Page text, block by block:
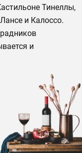
Тинеллы,
и Калоссо.
и